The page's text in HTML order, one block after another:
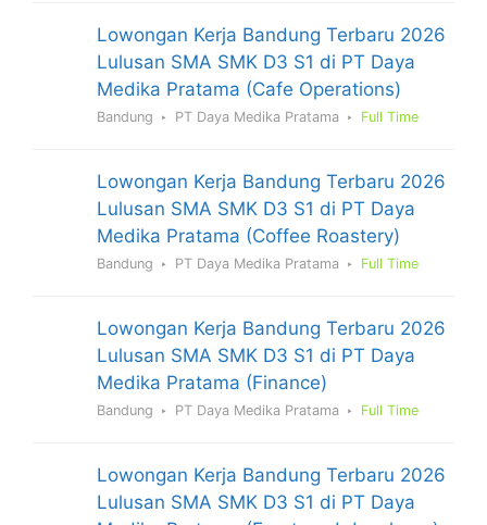
Lowongan Kerja Bandung Terbaru 2026
Lulusan SMA SMK D3 S1 di PT Daya
Medika Pratama (Cafe Operations)
Bandung PT Daya Medika Pratama Full Time
Lowongan Kerja Bandung Terbaru 2026
Lulusan SMA SMK D3 S1 di PT Daya
Medika Pratama (Coffee Roastery)
Bandung PT Daya Medika Pratama Full Time
Lowongan Kerja Bandung Terbaru 2026
Lulusan SMA SMK D3 S1 di PT Daya
Medika Pratama (Finance)
Bandung PT Daya Medika Pratama Full Time
Lowongan Kerja Bandung Terbaru 2026
Lulusan SMA SMK D3 S1 di PT Daya